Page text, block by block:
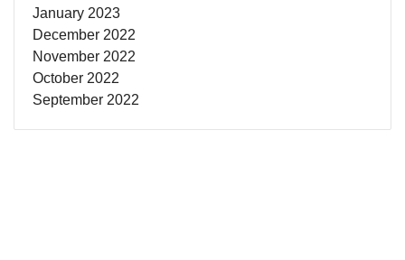
January 2023
December 2022
November 2022
October 2022
September 2022